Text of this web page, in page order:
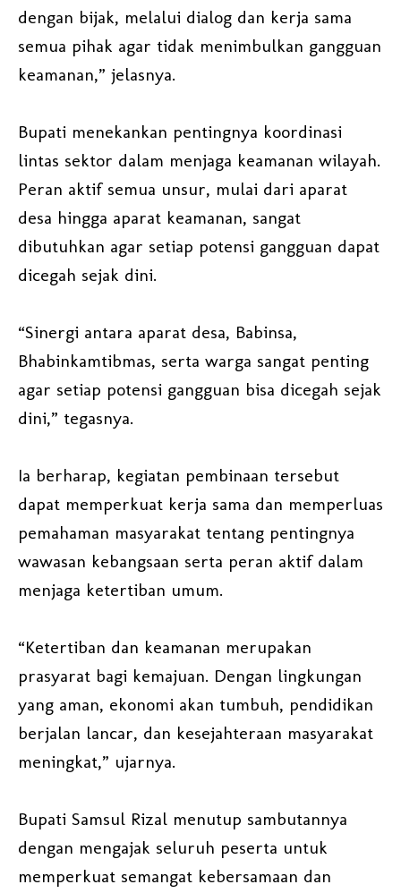
dengan bijak, melalui dialog dan kerja sama
semua pihak agar tidak menimbulkan gangguan
keamanan,” jelasnya.
Bupati menekankan pentingnya koordinasi
lintas sektor dalam menjaga keamanan wilayah.
Peran aktif semua unsur, mulai dari aparat
desa hingga aparat keamanan, sangat
dibutuhkan agar setiap potensi gangguan dapat
dicegah sejak dini.
“Sinergi antara aparat desa, Babinsa,
Bhabinkamtibmas, serta warga sangat penting
agar setiap potensi gangguan bisa dicegah sejak
dini,” tegasnya.
Ia berharap, kegiatan pembinaan tersebut
dapat memperkuat kerja sama dan memperluas
pemahaman masyarakat tentang pentingnya
wawasan kebangsaan serta peran aktif dalam
menjaga ketertiban umum.
“Ketertiban dan keamanan merupakan
prasyarat bagi kemajuan. Dengan lingkungan
yang aman, ekonomi akan tumbuh, pendidikan
berjalan lancar, dan kesejahteraan masyarakat
meningkat,” ujarnya.
Bupati Samsul Rizal menutup sambutannya
dengan mengajak seluruh peserta untuk
memperkuat semangat kebersamaan dan